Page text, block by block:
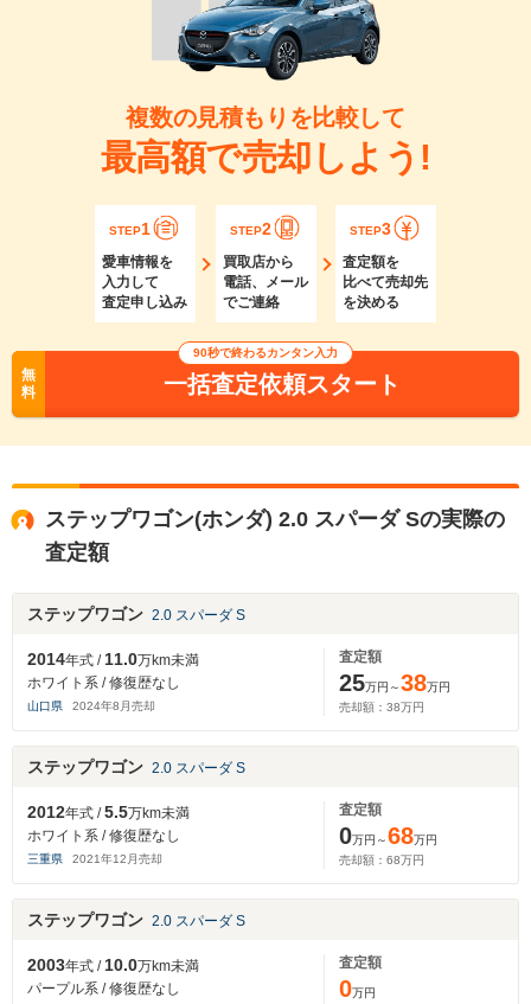
複数の見積もりを比較して
最高額で売却しよう!
STEP1
愛車情報を
入力して
査定申し込み
STEP2
買取店から
電話、メール
でご連絡
STEP3
査定額を
比べて売却先
を決める
無
料
90秒で終わるカンタン入力
一括査定依頼スタート
ステップワゴン(ホンダ) 2.0 スパーダ Sの実際の
査定額
ステップワゴン 2.0 スパーダ S
2014年式 /11.0万km未満
ホワイト系 / 修復歴なし
山口県 2024年8 月売却
査定額
25万円～38万円
売却額： 38万円
ステップワゴン 2.0 スパーダ S
2012年式 /5.5万km未満
ホワイト系 / 修復歴なし
三重県 2021年12 月売却
査定額
0万円～68万円
売却額： 68万円
ステップワゴン 2.0 スパーダ S
2003年式 /10.0万km未満
パープル系 / 修復歴なし
査定額
0万円